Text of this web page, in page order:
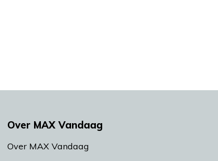
Over MAX Vandaag
Over MAX Vandaag